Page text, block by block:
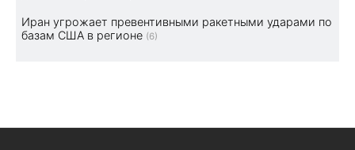
Иран угрожает превентивными ракетными ударами по
базам США в регионе (6)